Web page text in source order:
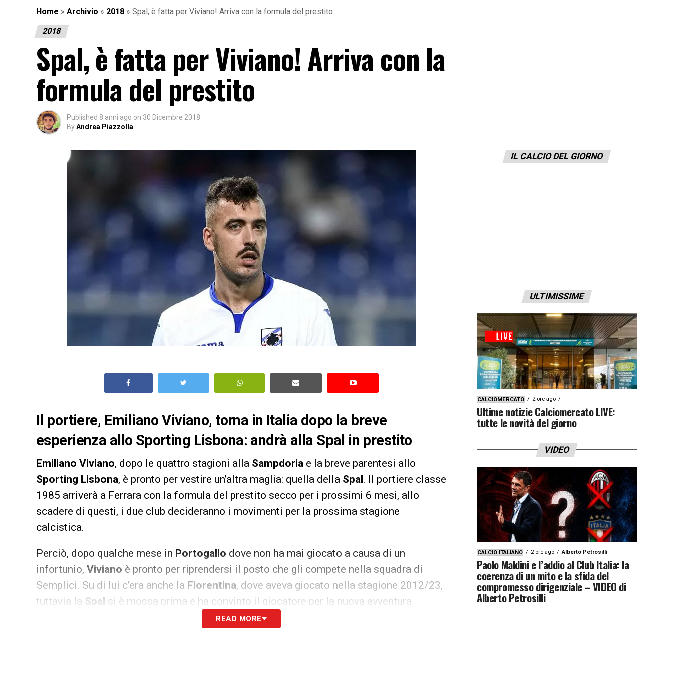
Home » Archivio » 2018 » Spal, è fatta per Viviano! Arriva con la formula del prestito
2018
Spal, è fatta per Viviano! Arriva con la
formula del prestito
Published 8 anni ago on 30 Dicembre 2018
ByAndrea Piazzolla
Il portiere, Emiliano Viviano, torna in Italia dopo la breve
esperienza allo Sporting Lisbona: andrà alla Spal in prestito
Emiliano Viviano, dopo le quattro stagioni alla Sampdoria e la breve parentesi allo
Sporting Lisbona, è pronto per vestire un’altra maglia: quella della Spal. Il portiere classe
1985 arriverà a Ferrara con la formula del prestito secco per i prossimi 6 mesi, allo
scadere di questi, i due club decideranno i movimenti per la prossima stagione
calcistica.
Perciò, dopo qualche mese in Portogallo dove non ha mai giocato a causa di un
infortunio, Viviano è pronto per riprendersi il posto che gli compete nella squadra di
Semplici. Su di lui c’era anche la Fiorentina, dove aveva giocato nella stagione 2012/23,
tuttavia la Spal si è mossa prima e ha convinto il giocatore per la nuova avventura.
LA PLAYLIST DELLE NOSTRE TOP NEWS
READ MORE
IL CALCIO DEL GIORNO
ULTIMISSIME
CALCIOMERCATO 2 ore ago
Ultime notizie Calciomercato LIVE:
tutte le novità del giorno
VIDEO
CALCIO ITALIANO 2 ore ago Alberto Petrosilli
Paolo Maldini e l’addio al Club Italia: la
coerenza di un mito e la sfida del
compromesso dirigenziale – VIDEO di
Alberto Petrosilli